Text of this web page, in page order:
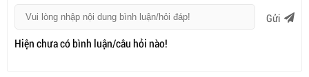
Gửi
Hiện chưa có bình luận/câu hỏi nào!